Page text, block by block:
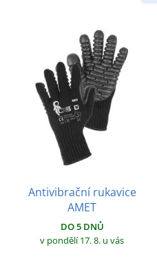
Antivibrační rukavice
AMET
DO 5 DNŮ
v pondělí 17. 8. u vás